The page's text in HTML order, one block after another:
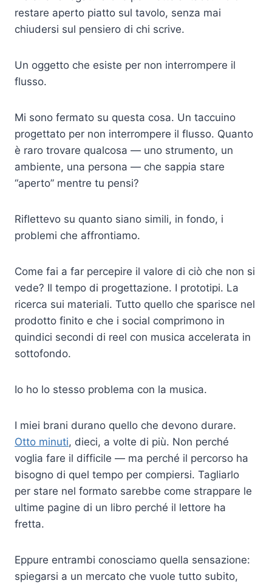
restare aperto piatto sul tavolo, senza mai
chiudersi sul pensiero di chi scrive.
Un oggetto che esiste per non interrompere il
flusso.
Mi sono fermato su questa cosa. Un taccuino
progettato per non interrompere il flusso. Quanto
è raro trovare qualcosa — uno strumento, un
ambiente, una persona — che sappia stare
“aperto” mentre tu pensi?
Riflettevo su quanto siano simili, in fondo, i
problemi che affrontiamo.
Come fai a far percepire il valore di ciò che non si
vede? Il tempo di progettazione. I prototipi. La
ricerca sui materiali. Tutto quello che sparisce nel
prodotto finito e che i social comprimono in
quindici secondi di reel con musica accelerata in
sottofondo.
Io ho lo stesso problema con la musica.
I miei brani durano quello che devono durare.
Otto minuti, dieci, a volte di più. Non perché
voglia fare il difficile — ma perché il percorso ha
bisogno di quel tempo per compiersi. Tagliarlo
per stare nel formato sarebbe come strappare le
ultime pagine di un libro perché il lettore ha
fretta.
Eppure entrambi conosciamo quella sensazione:
spiegarsi a un mercato che vuole tutto subito,